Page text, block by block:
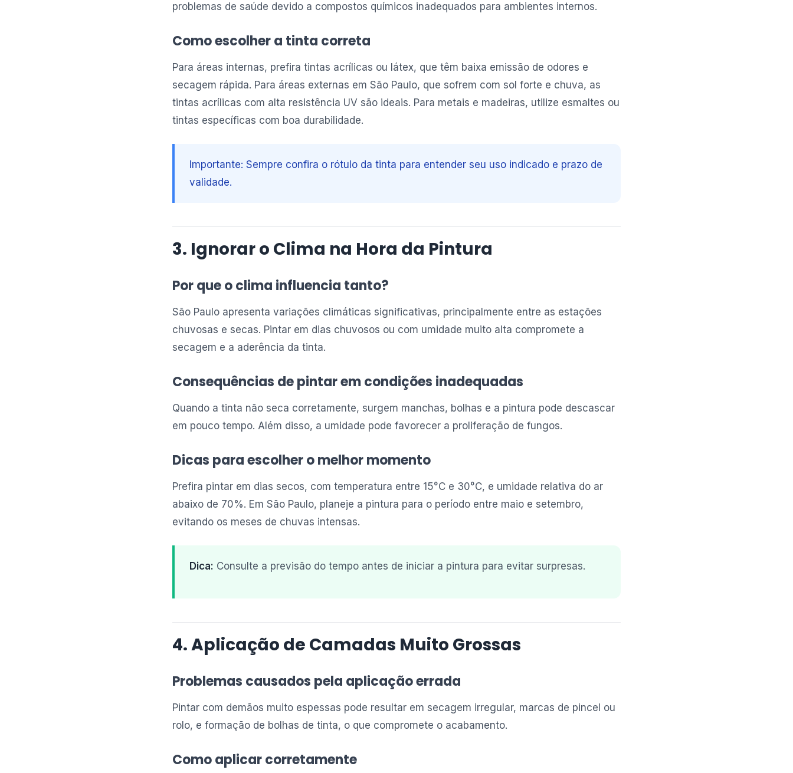
problemas de saúde devido a compostos químicos inadequados para ambientes internos.
Como escolher a tinta correta
Para áreas internas, prefira tintas acrílicas ou látex, que têm baixa emissão de odores e
secagem rápida. Para áreas externas em São Paulo, que sofrem com sol forte e chuva, as
tintas acrílicas com alta resistência UV são ideais. Para metais e madeiras, utilize esmaltes ou
tintas específicas com boa durabilidade.
Importante: Sempre confira o rótulo da tinta para entender seu uso indicado e prazo de
validade.
3. Ignorar o Clima na Hora da Pintura
Por que o clima influencia tanto?
São Paulo apresenta variações climáticas significativas, principalmente entre as estações
chuvosas e secas. Pintar em dias chuvosos ou com umidade muito alta compromete a
secagem e a aderência da tinta.
Consequências de pintar em condições inadequadas
Quando a tinta não seca corretamente, surgem manchas, bolhas e a pintura pode descascar
em pouco tempo. Além disso, a umidade pode favorecer a proliferação de fungos.
Dicas para escolher o melhor momento
Prefira pintar em dias secos, com temperatura entre 15°C e 30°C, e umidade relativa do ar
abaixo de 70%. Em São Paulo, planeje a pintura para o período entre maio e setembro,
evitando os meses de chuvas intensas.
Dica: Consulte a previsão do tempo antes de iniciar a pintura para evitar surpresas.
4. Aplicação de Camadas Muito Grossas
Problemas causados pela aplicação errada
Pintar com demãos muito espessas pode resultar em secagem irregular, marcas de pincel ou
rolo, e formação de bolhas de tinta, o que compromete o acabamento.
Como aplicar corretamente